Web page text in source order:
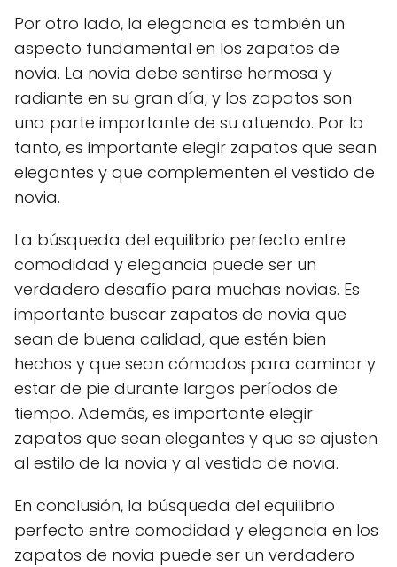
Por otro lado, la elegancia es también un
aspecto fundamental en los zapatos de
novia. La novia debe sentirse hermosa y
radiante en su gran día, y los zapatos son
una parte importante de su atuendo. Por lo
tanto, es importante elegir zapatos que sean
elegantes y que complementen el vestido de
novia.
La búsqueda del equilibrio perfecto entre
comodidad y elegancia puede ser un
verdadero desafío para muchas novias. Es
importante buscar zapatos de novia que
sean de buena calidad, que estén bien
hechos y que sean cómodos para caminar y
estar de pie durante largos períodos de
tiempo. Además, es importante elegir
zapatos que sean elegantes y que se ajusten
al estilo de la novia y al vestido de novia.
En conclusión, la búsqueda del equilibrio
perfecto entre comodidad y elegancia en los
zapatos de novia puede ser un verdadero